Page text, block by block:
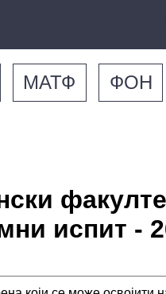
МАТФ ФОН
испит -